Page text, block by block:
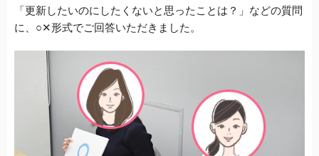
「更新したいのにしたくないと思ったことは？」などの質問
に、○✕形式でご回答いただきました。